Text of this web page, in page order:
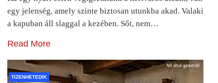
egy jelenség, amely szinte biztosan utunkba akad. Valaki
a kapuban áll slaggal a kezében. Sőt, nem…
Read More
TIZENHETEDIK